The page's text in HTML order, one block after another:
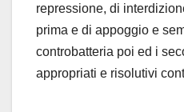
repressione, di
prima e di appoggio e
controbatteria poi ed i
appropriati e risolutivi